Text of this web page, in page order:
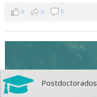
0 0 0
 Postdoctorados